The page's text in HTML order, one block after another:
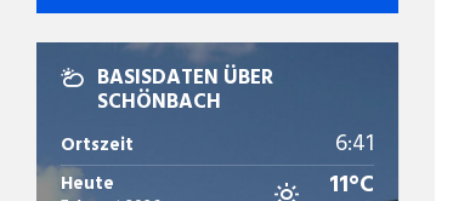
BASISDATEN ÜBER
SCHÖNBACH
Ortszeit 6:41
Heute 11°C